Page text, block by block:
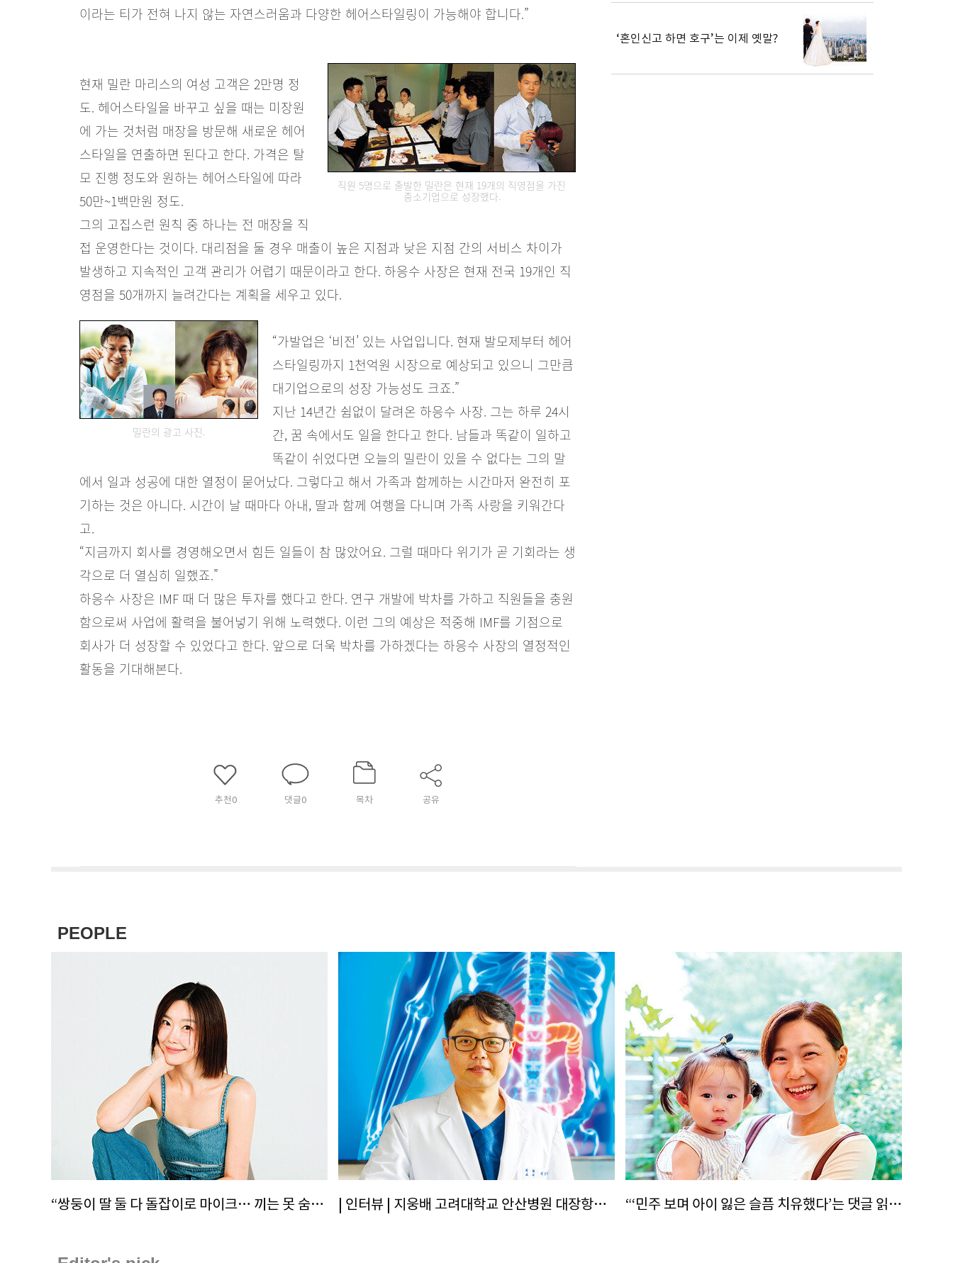
이라는 티가 전혀 나지 않는 자연스러움과 다양한 헤어스타일링이 가능해야 합니다.”
직원 5명으로 출발한 밀란은 현재 19개의 직영점을 가진
중소기업으로 성장했다.
현재 밀란 마리스의 여성 고객은 2만명 정
도. 헤어스타일을 바꾸고 싶을 때는 미장원
에 가는 것처럼 매장을 방문해 새로운 헤어
스타일을 연출하면 된다고 한다. 가격은 탈
모 진행 정도와 원하는 헤어스타일에 따라
50만~1백만원 정도.
그의 고집스런 원칙 중 하나는 전 매장을 직
접 운영한다는 것이다. 대리점을 둘 경우 매출이 높은 지점과 낮은 지점 간의 서비스 차이가
발생하고 지속적인 고객 관리가 어렵기 때문이라고 한다. 하응수 사장은 현재 전국 19개인 직
영점을 50개까지 늘려간다는 계획을 세우고 있다.
밀란의 광고 사진.
“가발업은 ‘비전’ 있는 사업입니다. 현재 발모제부터 헤어
스타일링까지 1천억원 시장으로 예상되고 있으니 그만큼
대기업으로의 성장 가능성도 크죠.”
지난 14년간 쉼없이 달려온 하응수 사장. 그는 하루 24시
간, 꿈 속에서도 일을 한다고 한다. 남들과 똑같이 일하고
똑같이 쉬었다면 오늘의 밀란이 있을 수 없다는 그의 말
에서 일과 성공에 대한 열정이 묻어났다. 그렇다고 해서 가족과 함께하는 시간마저 완전히 포
기하는 것은 아니다. 시간이 날 때마다 아내, 딸과 함께 여행을 다니며 가족 사랑을 키워간다
고.
“지금까지 회사를 경영해오면서 힘든 일들이 참 많았어요. 그럴 때마다 위기가 곧 기회라는 생
각으로 더 열심히 일했죠.”
하응수 사장은 IMF 때 더 많은 투자를 했다고 한다. 연구 개발에 박차를 가하고 직원들을 충원
함으로써 사업에 활력을 불어넣기 위해 노력했다. 이런 그의 예상은 적중해 IMF를 기점으로
회사가 더 성장할 수 있었다고 한다. 앞으로 더욱 박차를 가하겠다는 하응수 사장의 열정적인
활동을 기대해본다.
추천0 댓글0 목차 공유
‘혼인신고 하면 호구’는 이제 옛말?
PEOPLE
“쌍둥이 딸 둘 다 돌잡이로 마이크… 끼는 못 숨기나 봐요” | 인터뷰 | 지웅배 고려대학교 안산병원 대장항문외과 교수 “수술 까다로운 직장암, 로봇수술과 선행요법으로 치료율 UP↑ “‘민주 보며 아이 잃은 슬픔 치유했다’는 댓글 읽고 펑펑 울었어요”